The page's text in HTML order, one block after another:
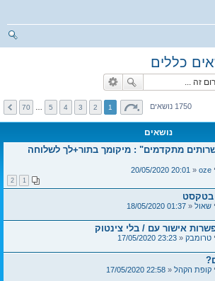
כללים
1750 נושאים 1
2
3
4
5
70
נושאים
מתקדמים" : מיקומך בתור+לך לשלוחה
oze
«
20:01 20/05/2020
1
2
שאול «
01:37 18/05/2020
אישור עם / בלי צינטוק
טרומבק «
23:23 17/05/2020
קופת הקהל «
22:58 17/05/2020